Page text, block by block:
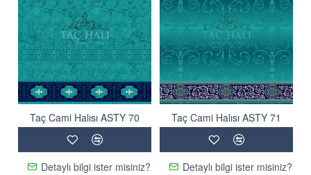
Taç Cami Halısı ASTY 70
Detaylı bilgi ister misiniz?
Taç Cami Halısı ASTY 71
Detaylı bilgi ister misiniz?